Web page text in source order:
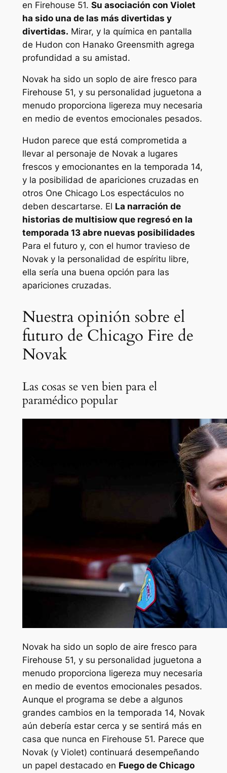
en Firehouse 51. Su asociación con Violet
ha sido una de las más divertidas y
divertidas. Mirar, y la química en pantalla
de Hudon con Hanako Greensmith agrega
profundidad a su amistad.
Novak ha sido un soplo de aire fresco para
Firehouse 51, y su personalidad juguetona a
menudo proporciona ligereza muy necesaria
en medio de eventos emocionales pesados.
Hudon parece que está comprometida a
llevar al personaje de Novak a lugares
frescos y emocionantes en la temporada 14,
y la posibilidad de apariciones cruzadas en
otros One Chicago Los espectáculos no
deben descartarse. El La narración de
historias de multisiow que regresó en la
temporada 13 abre nuevas posibilidades
Para el futuro y, con el humor travieso de
Novak y la personalidad de espíritu libre,
ella sería una buena opción para las
apariciones cruzadas.
Nuestra opinión sobre el
futuro de Chicago Fire de
Novak
Las cosas se ven bien para el
paramédico popular
Novak ha sido un soplo de aire fresco para
Firehouse 51, y su personalidad juguetona a
menudo proporciona ligereza muy necesaria
en medio de eventos emocionales pesados.
Aunque el programa se debe a algunos
grandes cambios en la temporada 14, Novak
aún debería estar cerca y se sentirá más en
casa que nunca en Firehouse 51. Parece que
Novak (y Violet) continuará desempeñando
un papel destacado en Fuego de Chicago